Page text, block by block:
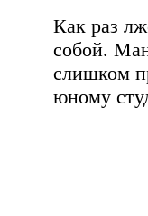
Как раз
собой.
слишком
юному